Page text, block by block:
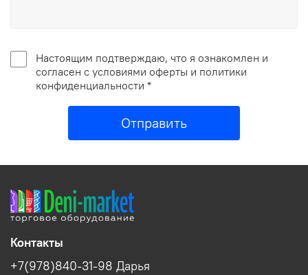
Настоящим подтверждаю, что я ознакомлен и
согласен с условиями оферты и политики
конфиденциальности *
Отправить
Контакты
+7(978)840-31-98 Дарья